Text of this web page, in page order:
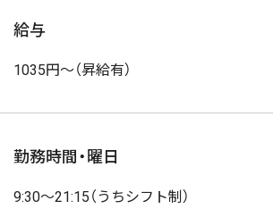
給与
1035円～（昇給有）
勤務時間・曜日
9:30～21:15（うちシフト制）